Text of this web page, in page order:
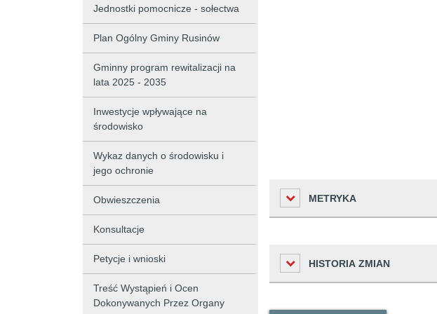
Jednostki pomocnicze - sołectwa
Plan Ogólny Gminy Rusinów
Gminny program rewitalizacji na
lata 2025 - 2035
Inwestycje wpływające na
środowisko
Wykaz danych o środowisku i
jego ochronie
Obwieszczenia
Konsultacje
Petycje i wnioski
Treść Wystąpień i Ocen
Dokonywanych Przez Organy
METRYKA
Liczba odwiedzin
Podmiot udostępniający informację
HISTORIA ZMIAN